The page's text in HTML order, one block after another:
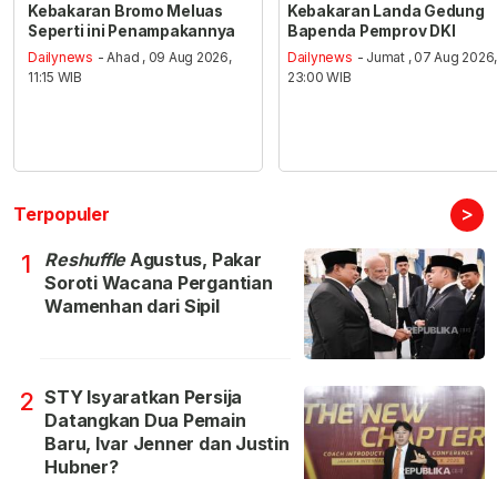
Kebakaran Bromo Meluas
Seperti ini Penampakannya
Dailynews - Ahad , 09 Aug 2026,
11:15 WIB
Kebakaran Landa Gedung
Bapenda Pemprov DKI
Dailynews - Jumat , 07 Aug 2026,
23:00 WIB
Terpopuler >
1 ReshuffleAgustus, Pakar
Soroti Wacana Pergantian
Wamenhan dari Sipil
2 STY Isyaratkan Persija
Datangkan Dua Pemain
Baru, Ivar Jenner dan Justin
Hubner?